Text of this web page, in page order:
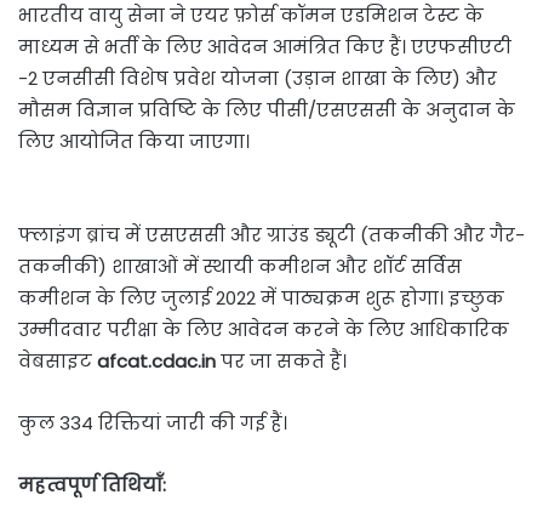
भारतीय वायु सेना ने एयर फ़ोर्स कॉमन एडमिशन टेस्ट के
माध्यम से भर्ती के लिए आवेदन आमंत्रित किए हैं। एएफसीएटी
-2 एनसीसी विशेष प्रवेश योजना (उड़ान शाखा के लिए) और
मौसम विज्ञान प्रविष्टि के लिए पीसी/एसएससी के अनुदान के
लिए आयोजित किया जाएगा।
फ्लाइंग ब्रांच में एसएससी और ग्राउंड ड्यूटी (तकनीकी और गैर-
तकनीकी) शाखाओं में स्थायी कमीशन और शॉर्ट सर्विस
कमीशन के लिए जुलाई 2022 में पाठ्यक्रम शुरू होगा। इच्छुक
उम्मीदवार परीक्षा के लिए आवेदन करने के लिए आधिकारिक
वेबसाइटafcat.cdac.inपर जा सकते हैं।
कुल 334 रिक्तियां जारी की गई हैं।
महत्वपूर्ण तिथियाँ: